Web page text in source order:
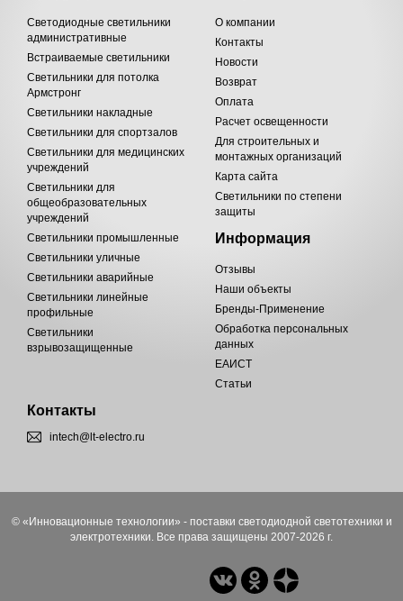
Светодиодные светильники
административные
Встраиваемые светильники
Светильники для потолка
Армстронг
Светильники накладные
Светильники для спортзалов
Светильники для медицинских
учреждений
Светильники для
общеобразовательных
учреждений
Светильники промышленные
Светильники уличные
Светильники аварийные
Светильники линейные
профильные
Светильники
взрывозащищенные
О компании
Контакты
Новости
Возврат
Оплата
Расчет освещенности
Для строительных и
монтажных организаций
Карта сайта
Светильники по степени
защиты
Информация
Отзывы
Наши объекты
Бренды-Применение
Обработка персональных
данных
ЕАИСТ
Статьи
Контакты
intech@lt-electro.ru
© «Инновационные технологии» - поставки светодиодной светотехники и
электротехники. Все права защищены 2007-2026 г.